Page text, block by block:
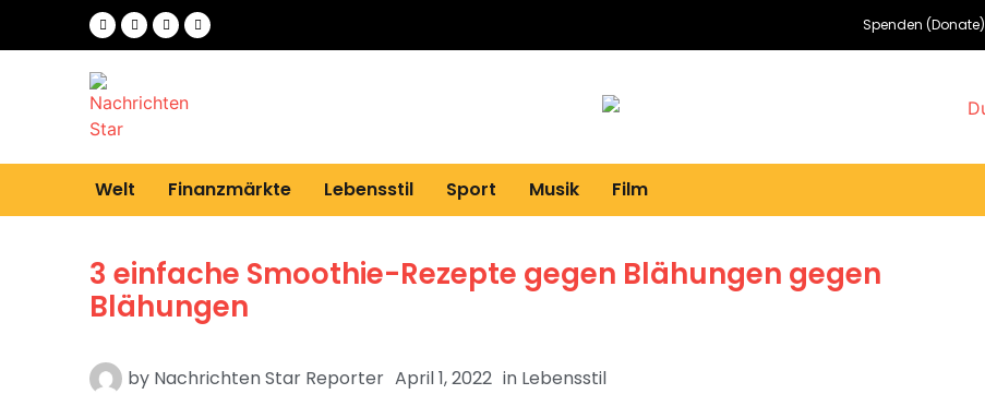
Spenden (Donate)
Welt Finanzmärkte Lebensstil Sport Musik Film
3 einfache Smoothie-Rezepte gegen Blähungen gegen
Blähungen
by Nachrichten Star Reporter April 1, 2022 in Lebensstil